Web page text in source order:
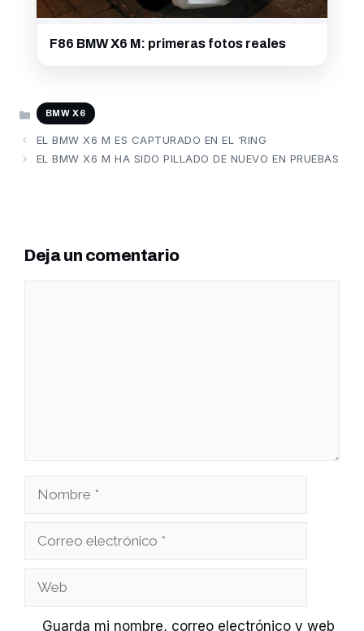
F86 BMW X6 M: primeras fotos reales
CATEGORÍAS
BMW X6
EL BMW X6 M ES CAPTURADO EN EL ‘RING
EL BMW X6 M HA SIDO PILLADO DE NUEVO EN PRUEBAS
Deja un comentario
Nombre
Correo
Web
Guarda mi nombre, correo electrónico y web